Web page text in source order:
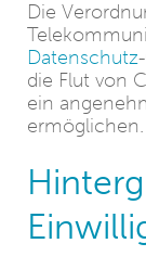
Die
Datenschutz
die Flut von
ein
ermöglichen.